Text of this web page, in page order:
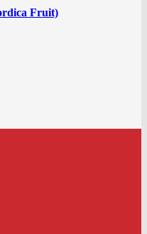
Fruit)